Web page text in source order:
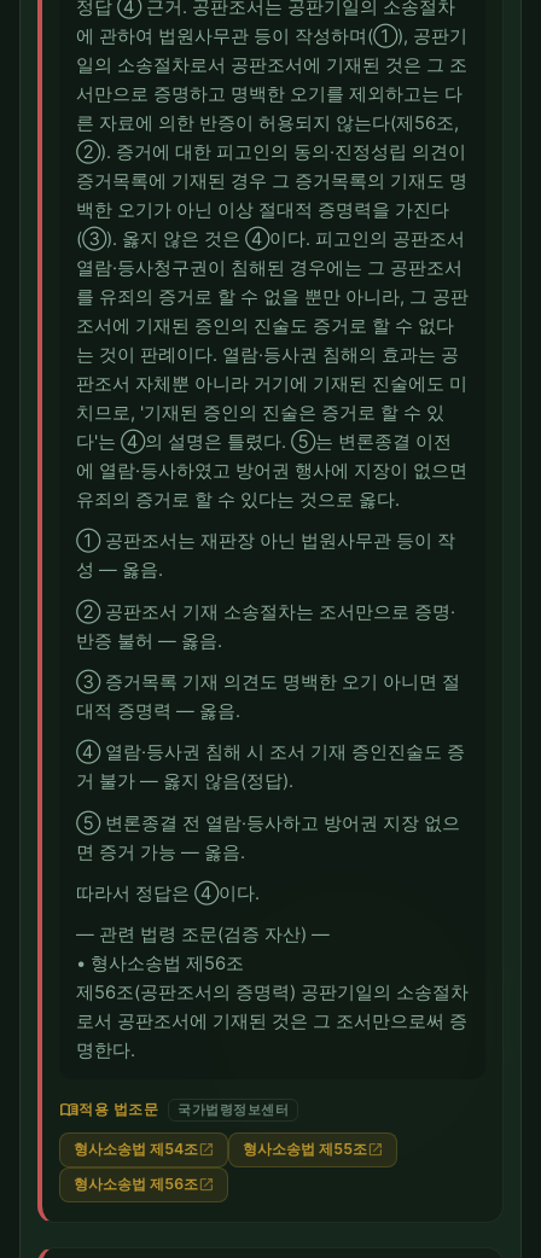
정답 ④ 근거. 공판조서는 공판기일의 소송절차
에 관하여 법원사무관 등이 작성하며(①), 공판기
일의 소송절차로서 공판조서에 기재된 것은 그 조
서만으로 증명하고 명백한 오기를 제외하고는 다
른 자료에 의한 반증이 허용되지 않는다(제56조,
②). 증거에 대한 피고인의 동의·진정성립 의견이
증거목록에 기재된 경우 그 증거목록의 기재도 명
백한 오기가 아닌 이상 절대적 증명력을 가진다
(③). 옳지 않은 것은 ④이다. 피고인의 공판조서
열람·등사청구권이 침해된 경우에는 그 공판조서
를 유죄의 증거로 할 수 없을 뿐만 아니라, 그 공판
조서에 기재된 증인의 진술도 증거로 할 수 없다
는 것이 판례이다. 열람·등사권 침해의 효과는 공
판조서 자체뿐 아니라 거기에 기재된 진술에도 미
치므로, '기재된 증인의 진술은 증거로 할 수 있
다'는 ④의 설명은 틀렸다. ⑤는 변론종결 이전
에 열람·등사하였고 방어권 행사에 지장이 없으면
유죄의 증거로 할 수 있다는 것으로 옳다.
① 공판조서는 재판장 아닌 법원사무관 등이 작
성 — 옳음.
② 공판조서 기재 소송절차는 조서만으로 증명·
반증 불허 — 옳음.
③ 증거목록 기재 의견도 명백한 오기 아니면 절
대적 증명력 — 옳음.
④ 열람·등사권 침해 시 조서 기재 증인진술도 증
거 불가 — 옳지 않음(정답).
⑤ 변론종결 전 열람·등사하고 방어권 지장 없으
면 증거 가능 — 옳음.
따라서 정답은 ④이다.
― 관련 법령 조문(검증 자산) ―
• 형사소송법 제56조
제56조(공판조서의 증명력) 공판기일의 소송절차
로서 공판조서에 기재된 것은 그 조서만으로써 증
명한다.
menu_book적용 법조문 국가법령정보센터
형사소송법 제54조 open_in_new 형사소송법 제55조 open_in_new
형사소송법 제56조 open_in_new